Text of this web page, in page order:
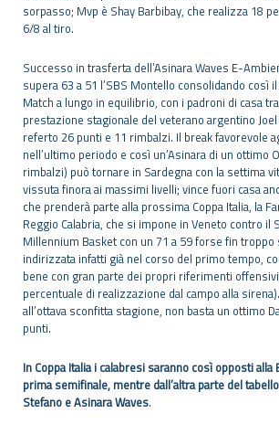
sorpasso; Mvp è Shay Barbibay, che realizza 18
6/8 al tiro.
Successo in trasferta dell’Asinara Waves E-
supera 63 a 51 l’SBS Montello consolidando così
Match a lungo in equilibrio, con i padroni di casa
prestazione stagionale del veterano argentino
referto 26 punti e 11 rimbalzi. Il break favorevole
nell’ultimo periodo e così un’Asinara di un ottimo
rimbalzi) può tornare in Sardegna con la settima
vissuta finora ai massimi livelli; vince fuori casa
che prenderà parte alla prossima Coppa Italia, la
Reggio Calabria, che si impone in Veneto contro il
Millennium Basket con un 71 a 59 forse fin
indirizzata infatti già nel corso del primo tempo,
bene con gran parte dei propri riferimenti offensivi
percentuale di realizzazione dal campo alla
all’ottava sconfitta stagione, non basta un ottimo
punti.
In Coppa Italia i calabresi saranno così opposti alla
prima semifinale, mentre dall’altra parte del
Stefano e Asinara Waves.